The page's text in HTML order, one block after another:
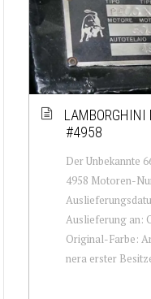
#4958
Der Unbekannte
4958 Motoren-
Auslieferung an:
Original-Farbe:
nera erster